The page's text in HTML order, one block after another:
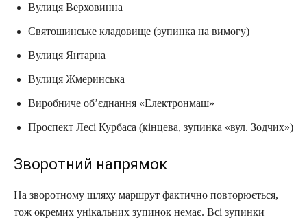
Вулиця Верховинна
Святошинське кладовище (зупинка на вимогу)
Вулиця Янтарна
Вулиця Жмеринська
Виробниче об’єднання «Електронмаш»
Проспект Лесі Курбаса (кінцева, зупинка «вул. Зодчих»)
Зворотний напрямок
На зворотному шляху маршрут фактично повторюється,
тож окремих унікальних зупинок немає. Всі зупинки